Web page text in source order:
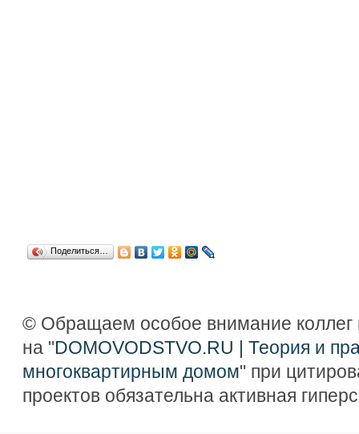
Поделиться…
© Обращаем особое внимание коллег
на "DOMOVODSTVO.RU | Теория и
многоквартирным домом" при
проектов обязательна активная